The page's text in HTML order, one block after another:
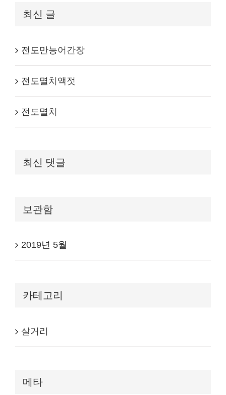
최신 글
전도만능어간장
전도멸치액젓
전도멸치
최신 댓글
보관함
2019년 5월
카테고리
살거리
메타